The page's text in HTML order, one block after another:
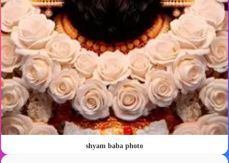
shyam baba photo